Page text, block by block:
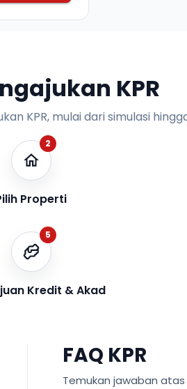
KPR
KPR, mulai dari simulasi
2
Properti
5
Kredit & Akad
FAQ KPR
Temukan jawaban